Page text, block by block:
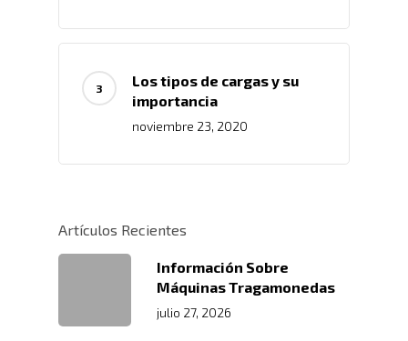
Los tipos de cargas y su
importancia
noviembre 23, 2020
Artículos Recientes
Información Sobre
Máquinas Tragamonedas
julio 27, 2026
Inicio
Políticas
Certificaciones
Almacenamiento Y
Integral
Centros De